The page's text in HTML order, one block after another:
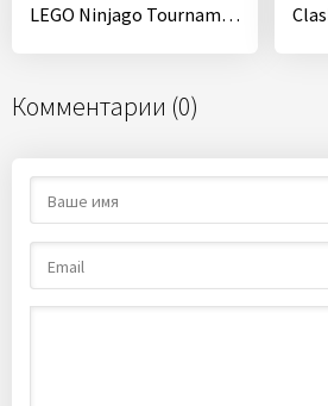
LEGO Ninjago Tournament
Комментарии (0)